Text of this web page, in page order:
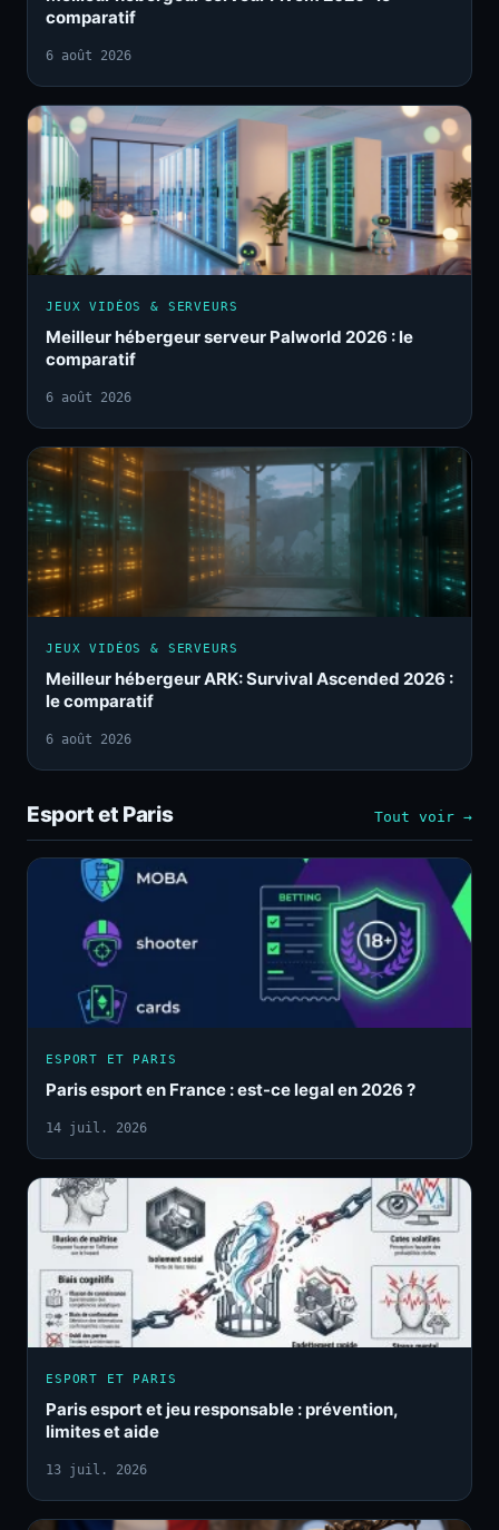
comparatif
6 août 2026
JEUX VIDÉOS & SERVEURS
Meilleur hébergeur serveur Palworld 2026 : le
comparatif
6 août 2026
JEUX VIDÉOS & SERVEURS
Meilleur hébergeur ARK: Survival Ascended 2026 :
le comparatif
6 août 2026
Esport et Paris Tout voir →
ESPORT ET PARIS
Paris esport en France : est-ce legal en 2026 ?
14 juil. 2026
ESPORT ET PARIS
Paris esport et jeu responsable : prévention,
limites et aide
13 juil. 2026